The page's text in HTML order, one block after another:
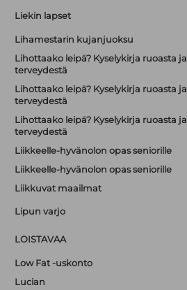
Liekin lapset
Lihamestarin kujanjuoksu
Lihottaako leipä? Kyselykirja ruoasta ja
terveydestä
Lihottaako leipä? Kyselykirja ruoasta ja
terveydestä
Lihottaako leipä? Kyselykirja ruoasta ja
terveydestä
Liikkeelle-hyvänolon opas seniorille
Liikkeelle-hyvänolon opas seniorille
Liikkuvat maailmat
Lipun varjo
LOISTAVAA
Low Fat -uskonto
Lucian